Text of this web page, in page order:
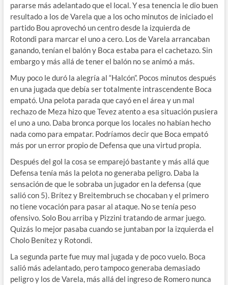
pararse más adelantado que el local. Y esa tenencia le dio buen
resultado a los de Varela que a los ocho minutos de iniciado el
partido Bou aprovechó un centro desde la izquierda de
Rotondi para marcar el uno a cero. Los de Varela arrancaban
ganando, tenían el balón y Boca estaba para el cachetazo. Sin
embargo y más allá de tener el balón no se animó a más.
Muy poco le duró la alegría al “Halcón”. Pocos minutos después
en una jugada que debía ser totalmente intrascendente Boca
empató. Una pelota parada que cayó en el área y un mal
rechazo de Meza hizo que Tevez atento a esa situación pusiera
el uno a uno. Daba bronca porque los locales no habían hecho
nada como para empatar. Podríamos decir que Boca empató
más por un error propio de Defensa que una virtud propia.
Después del gol la cosa se emparejó bastante y más allá que
Defensa tenía más la pelota no generaba peligro. Daba la
sensación de que le sobraba un jugador en la defensa (que
salió con 5). Brítez y Breitembruch se chocaban y el primero
no tiene vocación para pasar al ataque. No se tenía peso
ofensivo. Solo Bou arriba y Pizzini tratando de armar juego.
Quizás lo mejor pasaba cuando se juntaban por la izquierda el
Cholo Benítez y Rotondi.
La segunda parte fue muy mal jugada y de poco vuelo. Boca
salió más adelantado, pero tampoco generaba demasiado
peligro y los de Varela, más allá del ingreso de Romero nunca